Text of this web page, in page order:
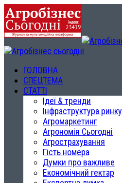
ГОЛОВНА
СПЕЦТЕМА
СТАТТІ
Ідеї & тренди
Інфраструктура ринку
Агромаркетинг
Агрономія Сьогодні
Агрострахування
Гість номера
Думки про важливе
Економічний гектар